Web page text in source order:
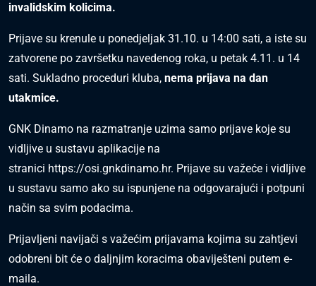
invalidskim kolicima.
Prijave su krenule u ponedjeljak 31.10. u 14:00 sati, a iste su
zatvorene po završetku navedenog roka, u petak 4.11. u 14
sati. Sukladno proceduri kluba, nema prijava na dan
utakmice.
GNK Dinamo na razmatranje uzima samo prijave koje su
vidljive u sustavu aplikacije na
stranici https://osi.gnkdinamo.hr. Prijave su važeće i vidljive
u sustavu samo ako su ispunjene na odgovarajući i potpuni
način sa svim podacima.
Prijavljeni navijači s važećim prijavama kojima su zahtjevi
odobreni bit će o daljnjim koracima obaviješteni putem e-
maila.